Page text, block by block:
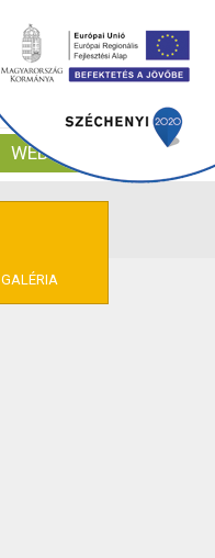
0
WEBSHOP
GALÉRIA